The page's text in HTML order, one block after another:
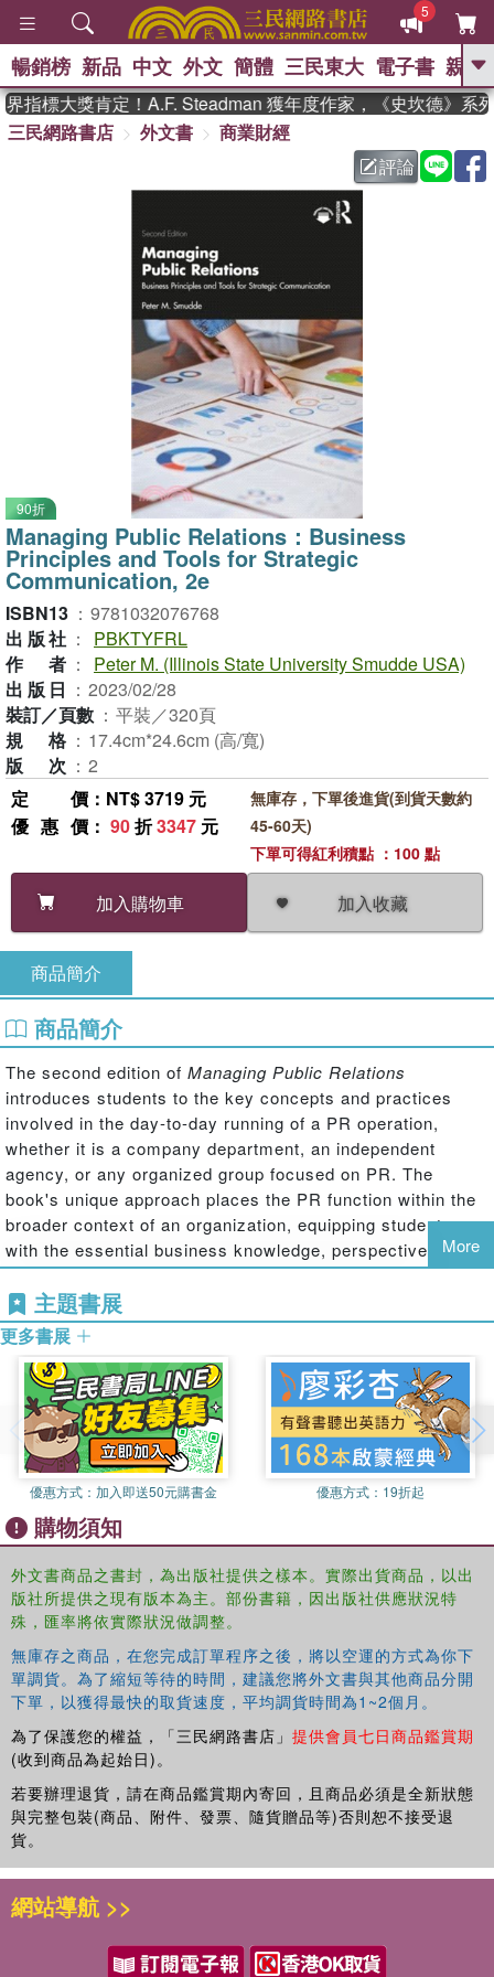
5
GO
熱搜： 東野圭吾
父親節 、 如果歷
暑期推薦 、 國際布克
、 方念華
數學女孩：黎曼猜想
偉大的迷走神經
暢銷榜 新品 中文 外文 簡體 三民東大 電子書 親子
指標大獎肯定！A.F. Steadman 獲年度作家，《史坎德》系列
三民網路書店
外文書
商業財經
評論
90折
Managing Public Relations：Business
Principles and Tools for Strategic
Communication, 2e
ISBN13 ： 9781032076768
出版社 ：
PBKTYFRL
作者 ：
Peter M. (Illinois State University Smudde USA)
出版日 ： 2023/02/28
裝訂／頁數 ： 平裝／320頁
規格 ： 17.4cm*24.6cm (高/寬)
版次 ： 2
定價 ：NT$ 3719 元
優惠價 ： 90折3347 元
加入購物車 加入收藏
無庫存，下單後進貨(到貨天數約
45-60天)
下單可得紅利積點 ：100 點
商品簡介
商品簡介
The second edition of Managing Public Relations
introduces students to the key concepts and practices
involved in the day-to-day running of a PR operation,
whether it is a company department, an independent
agency, or any organized group focused on PR. The
book's unique approach places the PR function within the
broader context of an organization, equipping students
with the essential business knowledge, perspective, and
skills needed when starting out in their careers. This
second edition has been fully updated throughout and
includes:
as updated "Executive Viewpoints"
Expanded content on strategic planning, budgeting, and financial
statements
Detailed commentary on topics relevant to the modern workplace,
including remote management
Additional content on the use of analytics and measuring return on
Updated online material, including an Instructor's Manual that
incorporates problem-based questions, example assignments, and
activities
A highly practical and comprehensive guide, this textbook
should be essential reading for advanced undergraduate
and postgraduate students studying public relations
management, strategic communications and marketing
management.
More
主題書展
更多書展
優惠方式： 加入即送50元購書金 優惠方式： 19折起
購物須知
外文書商品之書封，為出版社提供之樣本。實際出貨商品，以出
版社所提供之現有版本為主。部份書籍，因出版社供應狀況特
殊，匯率將依實際狀況做調整。
無庫存之商品，在您完成訂單程序之後，將以空運的方式為你下
單調貨。為了縮短等待的時間，建議您將外文書與其他商品分開
下單，以獲得最快的取貨速度，平均調貨時間為1~2個月。
為了保護您的權益，「三民網路書店」 提供會員七日商品鑑賞期
(收到商品為起始日)。
若要辦理退貨，請在商品鑑賞期內寄回，且商品必須是全新狀態
與完整包裝(商品、附件、發票、隨貨贈品等)否則恕不接受退
貨。
網站導航 >>